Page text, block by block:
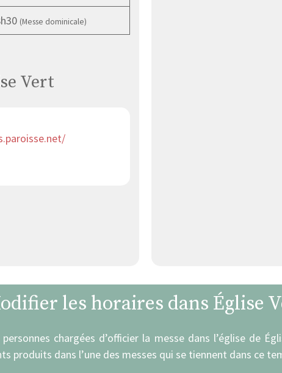
(Messe dominicale)
Vert
les horaires dans Église
chargées d’officier la messe dans l’église de
produits dans l’une des messes qui se tiennent dans ce